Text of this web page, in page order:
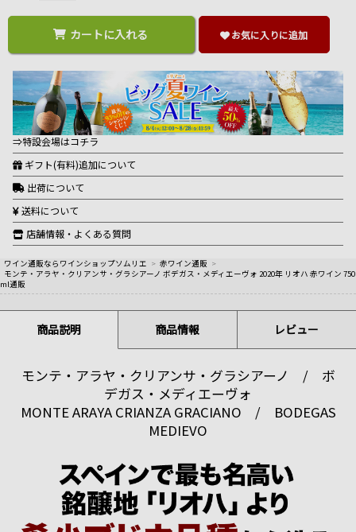
カートに入れる お気に入りに追加
⇒特設会場はコチラ
ギフト(有料)追加について
出荷について
送料について
店舗情報・よくある質問
ワイン通販ならワインショップソムリエ > 赤ワイン通販 >
モンテ・アラヤ・クリアンサ・グラシアーノ ボデガス・メディエーヴォ 2020年 リオハ 赤ワイン 750
ml通販
商品説明 商品情報 レビュー
モンテ・アラヤ・クリアンサ・グラシアーノ / ボ
デガス・メディエーヴォ
MONTE ARAYA CRIANZA GRACIANO / BODEGAS
MEDIEVO